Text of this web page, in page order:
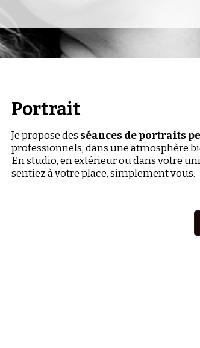
Portrait
Je propose des séances de portraits
professionnels, dans une atmosphère
En studio, en extérieur ou dans votre
sentiez à votre place, simplement vous.